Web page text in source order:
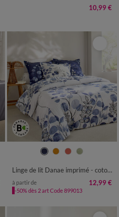
10,99 €
Linge de lit Danae imprimé - coton 57 fils/cm²
à partir de 12,99 €
-50% dès 2 art Code 899013